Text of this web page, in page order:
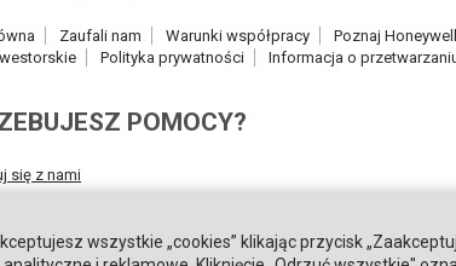
Zaufali nam Warunki współpracy Poznaj Honeywell
Polityka prywatności Informacja o
POMOCY?
się z nami
wszystkie „cookies” klikając przycisk